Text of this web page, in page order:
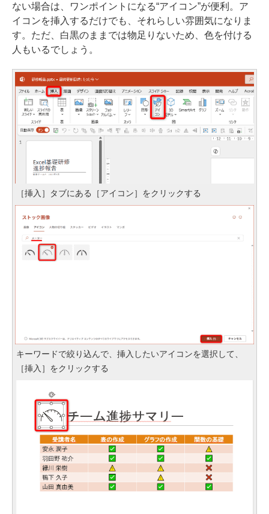
ない場合は、ワンポイントになる“アイコン”が便利。ア
イコンを挿入するだけでも、それらしい雰囲気になりま
す。ただ、白黒のままでは物足りないため、色を付ける
人もいるでしょう。
［挿入］タブにある［アイコン］をクリックする
キーワードで絞り込んで、挿入したいアイコンを選択して、
［挿入］をクリックする